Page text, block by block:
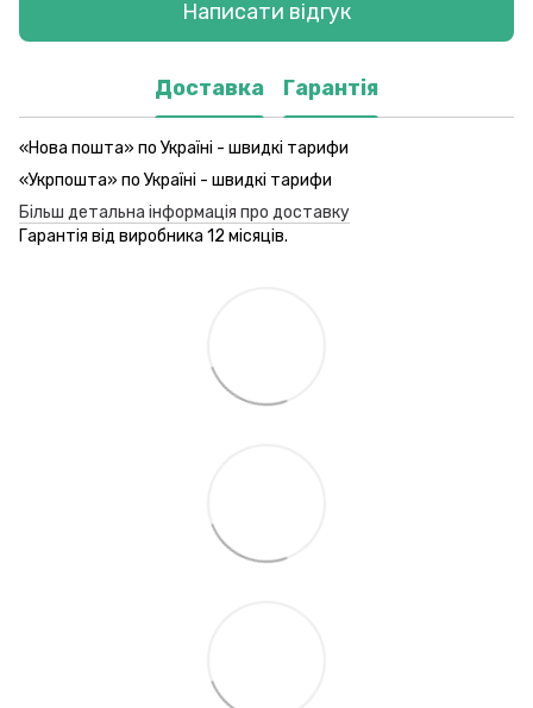
Написати відгук
Доставка Гарантія
«Нова пошта» по Україні - швидкі тарифи
«Укрпошта» по Україні - швидкі тарифи
Більш детальна інформація про доставку
Гарантія від виробника 12 місяців.